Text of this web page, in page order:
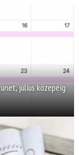
július közepéig